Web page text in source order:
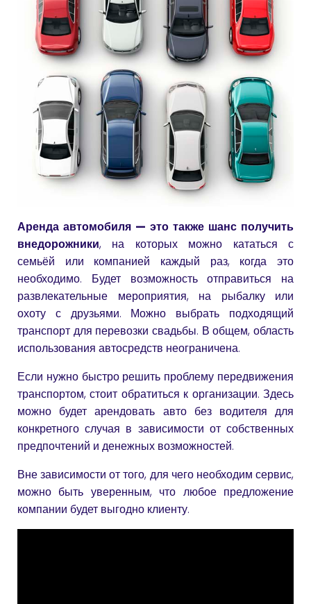
Аренда автомобиля — это также шанс получить
внедорожники, на которых можно кататься с
семьёй или компанией каждый раз, когда это
необходимо. Будет возможность отправиться на
развлекательные мероприятия, на рыбалку или
охоту с друзьями. Можно выбрать подходящий
транспорт для перевозки свадьбы. В общем, область
использования автосредств неограничена.
Если нужно быстро решить проблему передвижения
транспортом, стоит обратиться к организации. Здесь
можно будет арендовать авто без водителя для
конкретного случая в зависимости от собственных
предпочтений и денежных возможностей.
Вне зависимости от того, для чего необходим сервис,
можно быть уверенным, что любое предложение
компании будет выгодно клиенту.